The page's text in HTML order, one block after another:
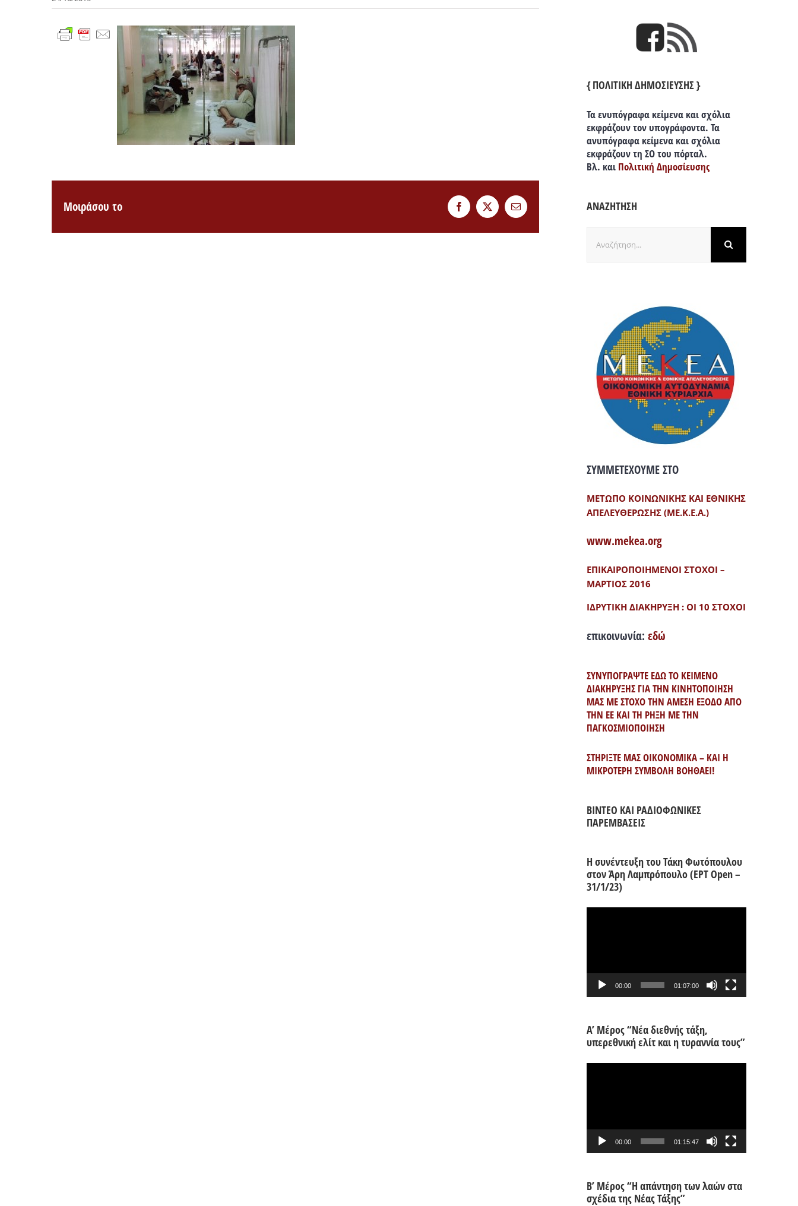
Μοιράσου το FacebookTwitterEmail
{ ΠΟΛΙΤΙΚΗ ΔΗΜΟΣΙΕΥΣΗΣ }
Τα ενυπόγραφα κείμενα και σχόλια
εκφράζουν τον υπογράφοντα. Τα
ανυπόγραφα κείμενα και σχόλια
εκφράζουν τη ΣΟ του πόρταλ.
Βλ. και Πολιτική Δημοσίευσης
ΑΝΑΖΗΤΗΣΗ
για:
ΣΥΜΜΕΤΕΧΟΥΜΕ ΣΤΟ
ΜΕΤΩΠΟ ΚΟΙΝΩΝΙΚΗΣ ΚΑΙ ΕΘΝΙΚΗΣ
ΑΠΕΛΕΥΘΕΡΩΣΗΣ (ΜΕ.Κ.Ε.Α.)
www.mekea.org
ΕΠΙΚΑΙΡΟΠΟΙΗΜΕΝΟΙ ΣΤΟΧΟΙ –
ΜΑΡΤΙΟΣ 2016
ΙΔΡΥΤΙΚΗ ΔΙΑΚΗΡΥΞΗ : ΟΙ 10 ΣΤΟΧΟΙ
επικοινωνία: εδώ
ΣΥΝΥΠΟΓΡΑΨΤΕ ΕΔΩ ΤΟ ΚΕΙΜΕΝΟ
ΔΙΑΚΗΡΥΞΗΣ ΓΙΑ ΤΗΝ ΚΙΝΗΤΟΠΟΙΗΣΗ
ΜΑΣ ΜΕ ΣΤΟΧΟ ΤΗΝ ΑΜΕΣΗ ΕΞΟΔΟ ΑΠΟ
ΤΗΝ ΕΕ ΚΑΙ ΤΗ ΡΗΞΗ ΜΕ ΤΗΝ
ΠΑΓΚΟΣΜΙΟΠΟΙΗΣΗ
ΣΤΗΡΙΞΤΕ ΜΑΣ ΟΙΚΟΝΟΜΙΚΑ – ΚΑΙ Η
ΜΙΚΡΟΤΕΡΗ ΣΥΜΒΟΛΗ ΒΟΗΘΑΕΙ!
ΒΙΝΤΕΟ ΚΑΙ ΡΑΔΙΟΦΩΝΙΚΕΣ
ΠΑΡΕΜΒΑΣΕΙΣ
Η συνέντευξη του Τάκη Φωτόπουλου
στον Άρη Λαμπρόπουλο (ΕΡΤ Open –
31/1/23)
00:00 01:07:00
Α’ Μέρος “Νέα διεθνής τάξη,
υπερεθνική ελίτ και η τυραννία τους”
00:00 01:15:47
Β’ Μέρος “Η απάντηση των λαών στα
σχέδια της Νέας Τάξης”